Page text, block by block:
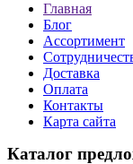
Главная
Блог
Ассортимент
Доставка
Оплата
Контакты
Карта сайта
Каталог